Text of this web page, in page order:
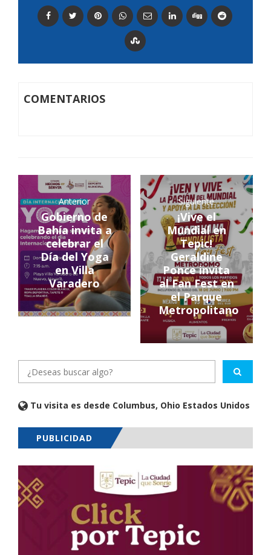
COMENTARIOS
Anterior
Gobierno de
Bahía invita a
celebrar el
Día del Yoga
en Villa
Varadero
Siguiente
¡Vive el
Mundial en
Tepic!
Geraldine
Ponce invita
al Fan Fest en
el Parque
Metropolitano
Tu visita es desde Columbus, Ohio Estados Unidos
PUBLICIDAD